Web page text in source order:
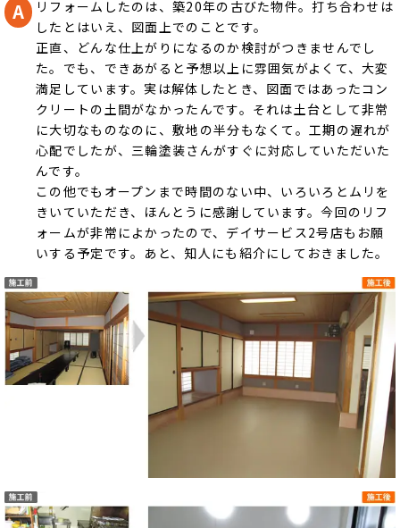
リフォームしたのは、築20年の古びた物件。打ち合わせは
したとはいえ、図面上でのことです。
正直、どんな仕上がりになるのか検討がつきませんでし
た。でも、できあがると予想以上に雰囲気がよくて、大変
満足しています。実は解体したとき、図面ではあったコン
クリートの土間がなかったんです。それは土台として非常
に大切なものなのに、敷地の半分もなくて。工期の遅れが
心配でしたが、三輪塗装さんがすぐに対応していただいた
んです。
この他でもオープンまで時間のない中、いろいろとムリを
きいていただき、ほんとうに感謝しています。今回のリフ
ォームが非常によかったので、デイサービス2号店もお願
いする予定です。あと、知人にも紹介にしておきました。